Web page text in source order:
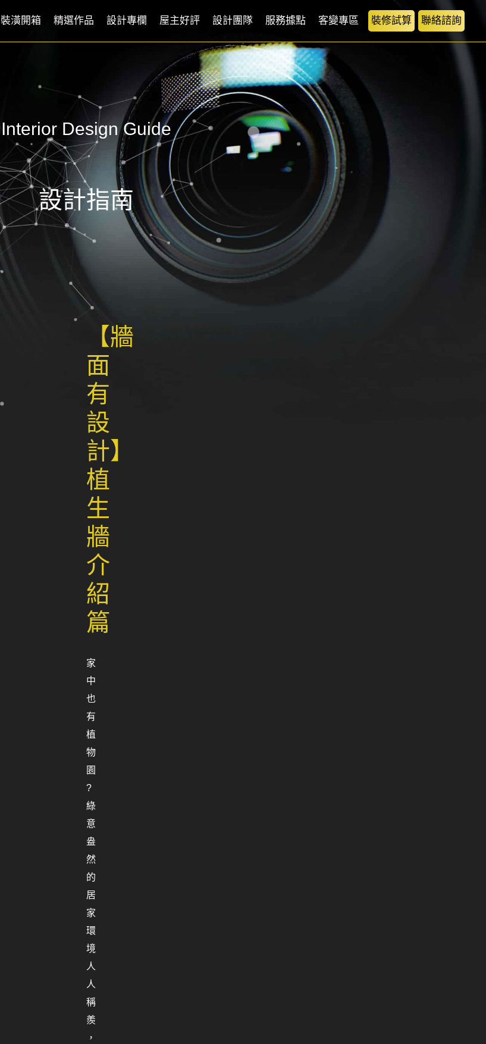
裝潢開箱 精選作品 設計專欄 屋主好評 設計團隊 服務據點 客變專區 裝修試算 聯絡諮詢
Interior Design Guide
設計指南
【牆
面
有
設
計】
植
生
牆
介
紹
篇
家
中
也
有
植
物
園
?
綠
意
盎
然
的
居
家
環
境
人
人
稱
羨
，